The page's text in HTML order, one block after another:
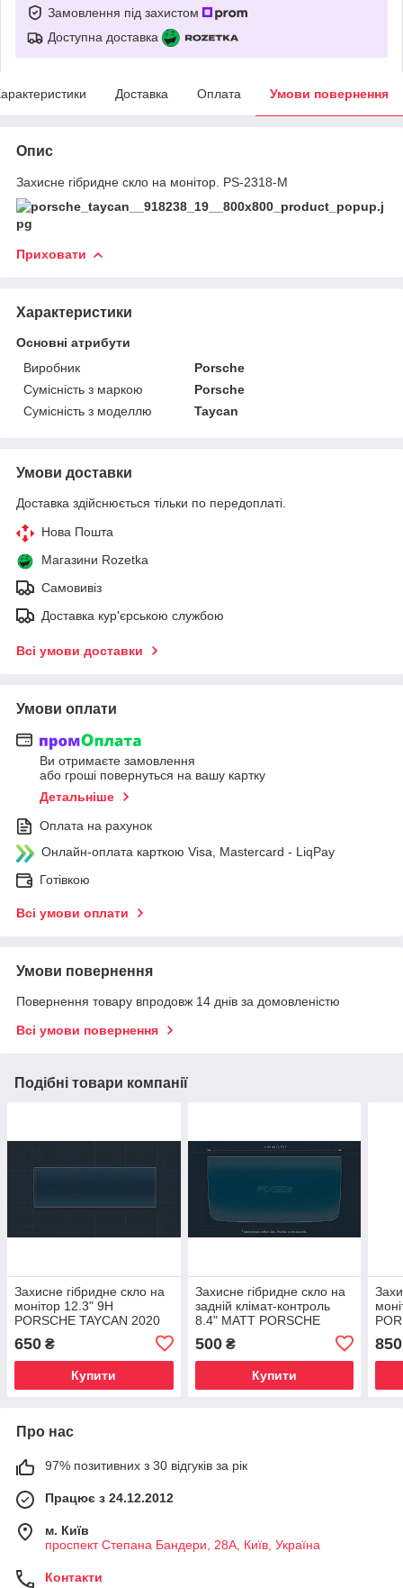
Замовлення під захистом
Доступна доставка
Доставка Оплата Умови повернення
Опис
Захисне гібридне скло на монітор. PS-2318-M
Приховати
Характеристики
Основні атрибути
Виробник
Porsche
Сумісність з маркою
Porsche
Сумісність з моделлю
Taycan
Умови доставки
Доставка здійснюється тільки по передоплаті.
Нова Пошта
Магазини Rozetka
Самовивіз
Доставка кур'єрською службою
Всі умови доставки
Умови оплати
Ви отримаєте замовлення
або гроші повернуться на вашу картку
Детальніше
Оплата на рахунок
Онлайн-оплата карткою Visa, Mastercard - LiqPay
Готівкою
Всі умови оплати
Умови повернення
Повернення товару впродовж 14 днів за домовленістю
Всі умови повернення
Подібні товари компанії
Захисне гібридне скло на
монітор 12.3" 9H
PORSCHE TAYCAN 2020
650 ₴
Купити
Захисне гібридне скло на
задній клімат-контроль
8.4" MATT PORSCHE
500₴
Купити
850
Про нас
97% позитивних з 30 відгуків за рік
Працює з 24.12.2012
м. Київ
проспект Степана Бандери, 28А, Київ, Україна
Контакти